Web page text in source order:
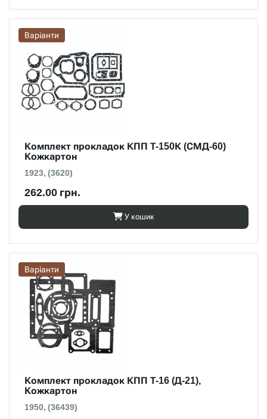
Варіанти
Комплект прокладок КПП Т-150К (СМД-60)
Кожкартон
1923, (3620)
262.00 грн.
У кошик
Варіанти
Комплект прокладок КПП Т-16 (Д-21),
Кожкартон
1950, (36439)